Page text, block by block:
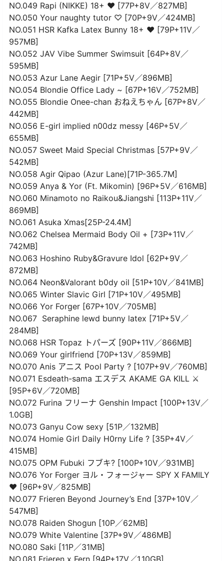
NO.049 Rapi (NIKKE) 18+ ❤ [77P+8V／827MB]
NO.050 Your naughty tutor ♡ [70P+9V／424MB]
NO.051 HSR Kafka Latex Bunny 18+ ❤ [79P+11V／
957MB]
NO.052 JAV Vibe Summer Swimsuit [64P+8V／
595MB]
NO.053 Azur Lane Aegir [71P+5V／896MB]
NO.054 Blondie Office Lady ~ [67P+16V／752MB]
NO.055 Blondie Onee-chan おねえちゃん [67P+8V／
442MB]
NO.056 E-girl implied n00dz messy [46P+5V／
655MB]
NO.057 Sweet Maid Special Christmas [57P+9V／
542MB]
NO.058 Agir Qipao (Azur Lane)[71P-365.7M]
NO.059 Anya & Yor (Ft. Mikomin) [96P+5V／616MB]
NO.060 Minamoto no Raikou&Jiangshi [113P+11V／
869MB]
NO.061 Asuka Xmas[25P-24.4M]
NO.062 Chelsea Mermaid Body Oil + [73P+11V／
742MB]
NO.063 Hoshino Ruby&Gravure Idol [62P+9V／
872MB]
NO.064 Neon&Valorant b0dy oil [51P+10V／841MB]
NO.065 Winter Slavic Girl [71P+10V／495MB]
NO.066 Yor Forger [67P+10V／705MB]
NO.067 Seraphine lewd bunny latex [71P+5V／
284MB]
NO.068 HSR Topaz トパーズ [90P+11V／866MB]
NO.069 Your girlfriend [70P+13V／859MB]
NO.070 Anis アニス Pool Party ? [107P+9V／760MB]
NO.071 Esdeath-sama エスデス AKAME GA KILL ⚔️
[95P+6V／720MB]
NO.072 Furina フリーナ Genshin Impact [100P+13V／
1.0GB]
NO.073 Ganyu Cow sexy [51P／132MB]
NO.074 Homie Girl Daily H0rny Life ? [35P+4V／
415MB]
NO.075 OPM Fubuki フブキ? [100P+10V／931MB]
NO.076 Yor Forger ヨル・フォージャー SPY X FAMILY
❤️ [96P+9V／825MB]
NO.077 Frieren Beyond Journey’s End [37P+10V／
547MB]
NO.078 Raiden Shogun [10P／62MB]
NO.079 White Valentine [37P+9V／486MB]
NO.080 Saki [11P／31MB]